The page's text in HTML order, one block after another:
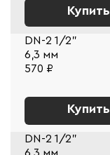
Купить
DN-2 1/2"
6,3 мм
570 ₽
Купить
DN-2 1/2"
6,3 мм